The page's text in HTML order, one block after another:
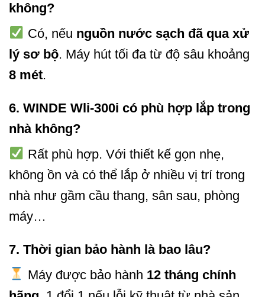
không?
Có, nếu nguồn nước sạch đã qua xử
lý sơ bộ. Máy hút tối đa từ độ sâu khoảng
8 mét.
6. WINDE Wli-300i có phù hợp lắp trong
nhà không?
Rất phù hợp. Với thiết kế gọn nhẹ,
không ồn và có thể lắp ở nhiều vị trí trong
nhà như gầm cầu thang, sân sau, phòng
máy…
7. Thời gian bảo hành là bao lâu?
Máy được bảo hành 12 tháng chính